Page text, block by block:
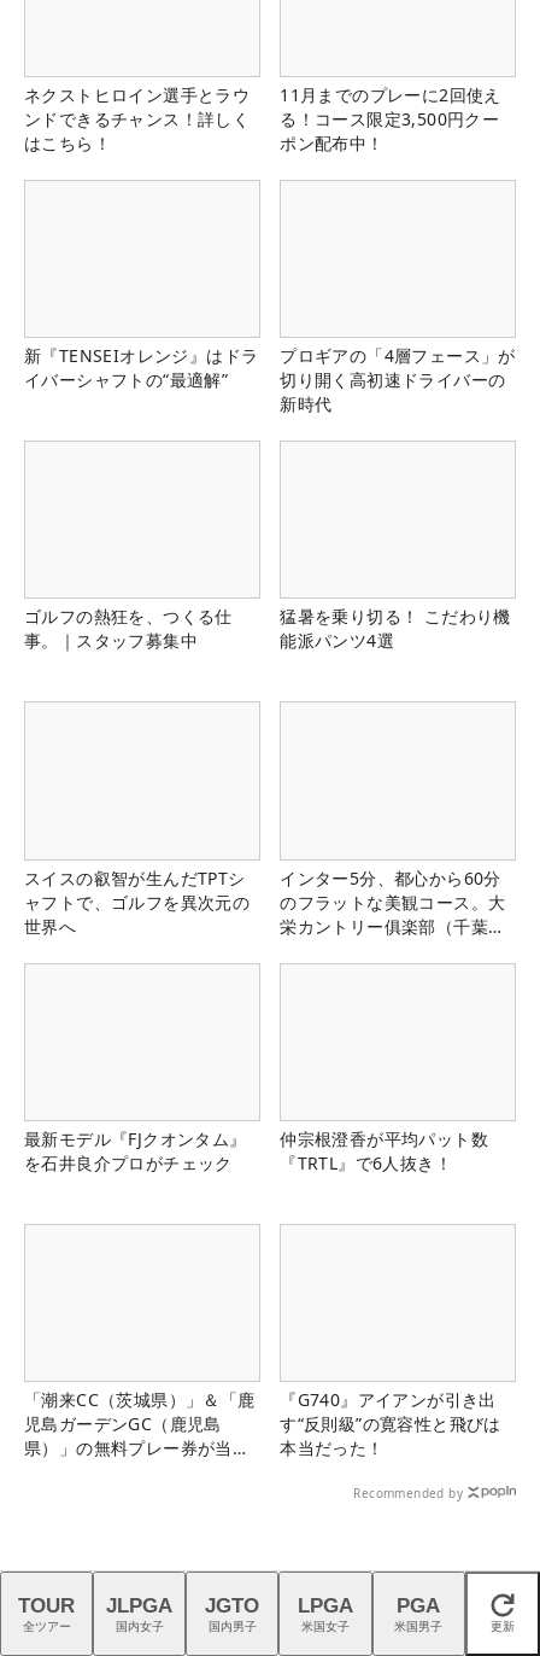
ネクストヒロイン選手とラウ
ンドできるチャンス！詳しく
はこちら！
11月までのプレーに2回使え
る！コース限定3,500円クー
ポン配布中！
新『TENSEIオレンジ』はドラ
イバーシャフトの“最適解”
プロギアの「4層フェース」が
切り開く高初速ドライバーの
新時代
ゴルフの熱狂を、つくる仕
事。｜スタッフ募集中
猛暑を乗り切る！ こだわり機
能派パンツ4選
スイスの叡智が生んだTPTシ
ャフトで、ゴルフを異次元の
世界へ
インター5分、都心から60分
のフラットな美観コース。大
栄カントリー俱楽部（千葉
最新モデル『FJクオンタム』
を石井良介プロがチェック
仲宗根澄香が平均パット数
『TRTL』で6人抜き！
「潮来CC（茨城県）」＆「鹿
児島ガーデンGC（鹿児島
県）」の無料プレー券が当た
『G740』アイアンが引き出
す“反則級”の寛容性と飛びは
本当だった！
Recommended by
ゴルフ総合サイト
ALBA Net
ステップ・
アップ
静ヒルズレディース森
ビルカップ
リーダー
ボード
閉じる
TOUR
全ツアー
JLPGA
国内女子
JGTO
国内男子
LPGA
米国女子
PGA
米国男子 更新